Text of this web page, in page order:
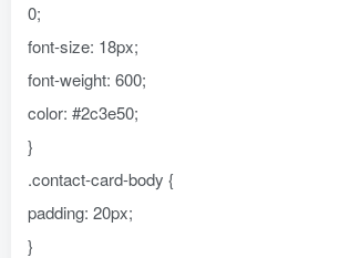
0;
font-size: 18px;
font-weight: 600;
color: #2c3e50;
}
.contact-card-body {
padding: 20px;
}